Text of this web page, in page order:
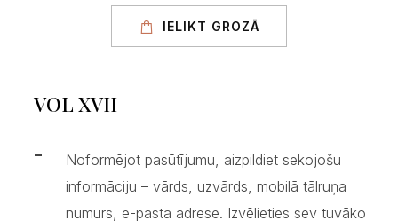
IELIKT GROZĀ
VOL XVII
Noformējot pasūtījumu, aizpildiet sekojošu
informāciju – vārds, uzvārds, mobilā tālruņa
numurs, e-pasta adrese. Izvēlieties sev tuvāko